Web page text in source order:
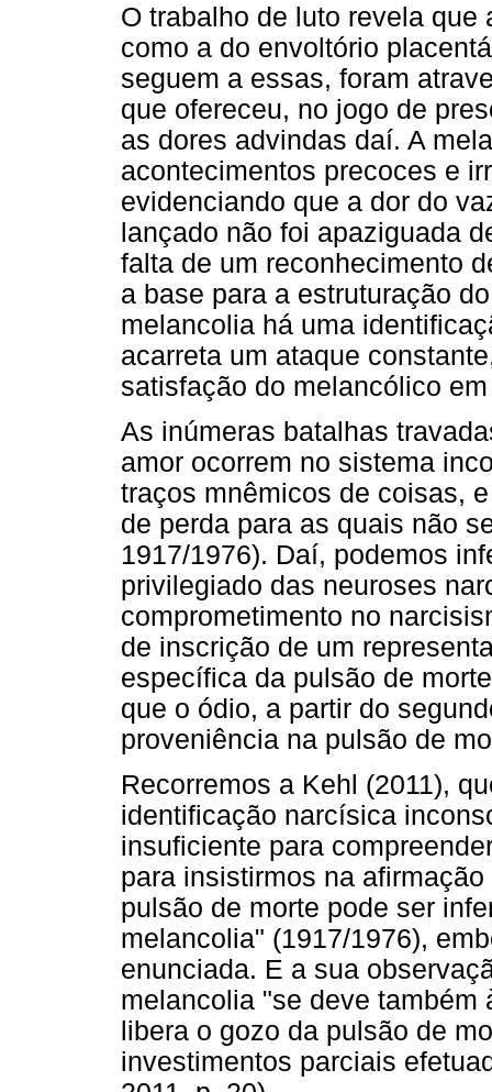
O trabalho de luto revela
como a do envoltório
seguem a essas, foram
que ofereceu, no jogo de
as dores advindas daí. A
acontecimentos precoces e
evidenciando que a dor do
lançado não foi apaziguada
falta de um reconhecimento
a base para a estruturação
melancolia há uma
acarreta um ataque
satisfação do melancólico
As inúmeras batalhas
amor ocorrem no sistema
traços mnêmicos de coisas,
de perda para as quais não
1917/1976). Daí, podemos
privilegiado das neuroses
comprometimento no
de inscrição de um
específica da pulsão de
que o ódio, a partir do
proveniência na pulsão de
Recorremos a Kehl (2011),
identificação narcísica
insuficiente para
para insistirmos na
pulsão de morte pode ser
melancolia" (1917/1976),
enunciada. E a sua
melancolia "se deve também
libera o gozo da pulsão de
investimentos parciais